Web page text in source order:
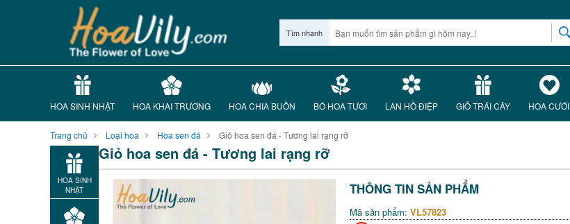
Tìm nhanh
HOA SINH NHẬT HOA KHAI TRƯƠNG HOA CHIA BUỒN BÓ HOA TƯƠI LAN HỒ ĐIỆP GIỎ TRÁI CÂY HOA CƯỚI
Trang chủ Loại hoa Hoa sen đá Giỏ hoa sen đá - Tương lai rạng rỡ
HOA SINH
NHẬT
Giỏ hoa sen đá - Tương lai rạng rỡ
THÔNG TIN SẢN PHẨM
Mã sản phẩm: VL57823